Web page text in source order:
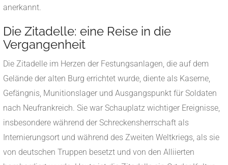
anerkannt.
Die Zitadelle: eine Reise in die
Vergangenheit
Die Zitadelle im Herzen der Festungsanlagen, die auf dem
Gelände der alten Burg errichtet wurde, diente als Kaserne,
Gefängnis, Munitionslager und Ausgangspunkt für Soldaten
nach Neufrankreich. Sie war Schauplatz wichtiger Ereignisse,
insbesondere während der Schreckensherrschaft als
Internierungsort und während des Zweiten Weltkriegs, als sie
von deutschen Truppen besetzt und von den Alliierten